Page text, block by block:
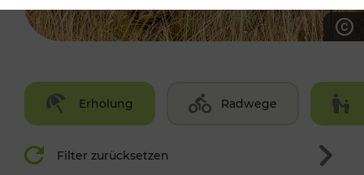
Erholung Radwege
Filter zurücksetzen